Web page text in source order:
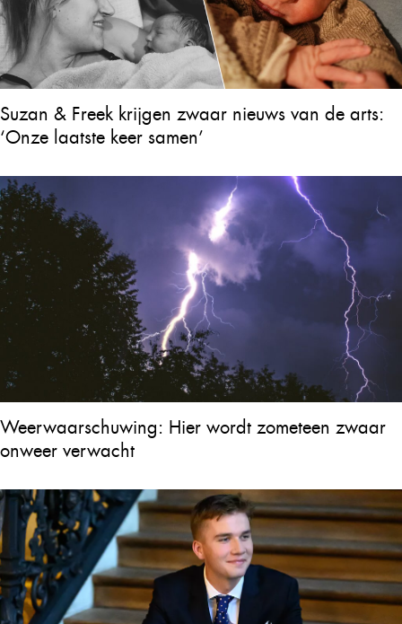
Suzan & Freek krijgen zwaar nieuws van de arts:
‘Onze laatste keer samen’
Weerwaarschuwing: Hier wordt zometeen zwaar
onweer verwacht